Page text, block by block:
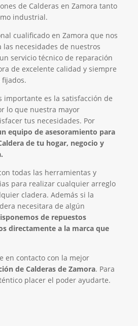
de Calderas en Zamora tanto
industrial.
cualificado en Zamora que nos
necesidades de nuestros
servicio técnico de reparación
de excelente calidad y siempre
importante es la satisfacción de
lo que nuestra mayor
tus necesidades. Por
equipo de asesoramiento para
de tu hogar, negocio y
todas las herramientas y
para realizar cualquier arreglo
cladera. Además si la
necesitara de algún
de repuestos
directamente a la marca que
en contacto con la mejor
de Calderas de Zamora. Para
placer el poder ayudarte.